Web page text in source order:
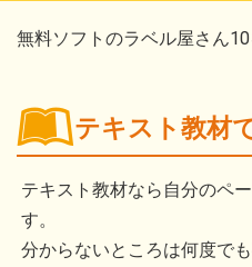
無料ソフトのラベル屋さん10
テキスト教材
テキスト教材なら自分のペ
す。
分からないところは何度で